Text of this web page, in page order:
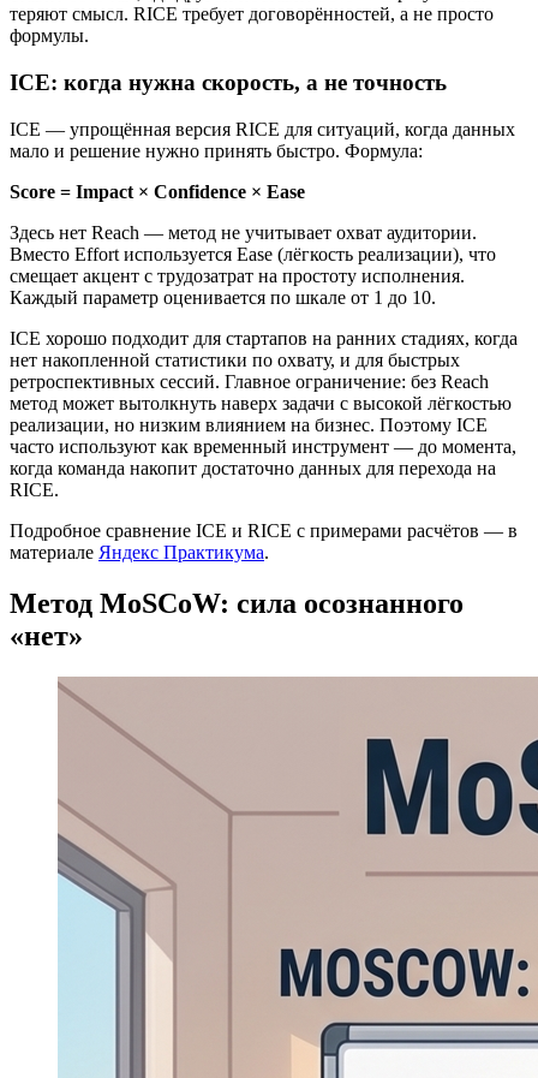
теряют смысл. RICE требует договорённостей, а не просто
формулы.
ICE: когда нужна скорость, а не точность
ICE — упрощённая версия RICE для ситуаций, когда данных
мало и решение нужно принять быстро. Формула:
Score = Impact × Confidence × Ease
Здесь нет Reach — метод не учитывает охват аудитории.
Вместо Effort используется Ease (лёгкость реализации), что
смещает акцент с трудозатрат на простоту исполнения.
Каждый параметр оценивается по шкале от 1 до 10.
ICE хорошо подходит для стартапов на ранних стадиях, когда
нет накопленной статистики по охвату, и для быстрых
ретроспективных сессий. Главное ограничение: без Reach
метод может вытолкнуть наверх задачи с высокой лёгкостью
реализации, но низким влиянием на бизнес. Поэтому ICE
часто используют как временный инструмент — до момента,
когда команда накопит достаточно данных для перехода на
RICE.
Подробное сравнение ICE и RICE с примерами расчётов — в
материале Яндекс Практикума.
Метод MoSCoW: сила осознанного
«нет»